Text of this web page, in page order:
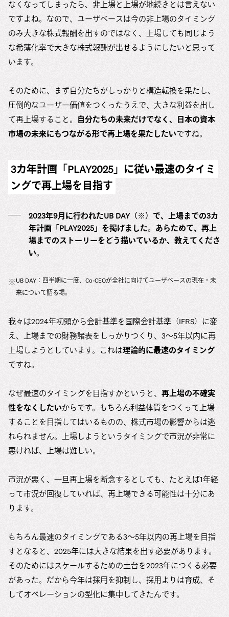
なくなってしまったら、非上場と上場が地続きとは言えない
ですよね。なので、ユーザベースは今の非上場のタイミング
のみ大きな株式報酬を出すのではなく、上場しても同じよう
な希薄化率で大きな株式報酬が出せるようにしたいと思って
います。
そのために、まず自分たちがしっかりと構造転換を果たし、
圧倒的なユーザー価値をつくったうえで、大きな利益を出し
て再上場すること。
自分たちの未来だけでなく、日本の資本
市場の未来にもつながる形で再上場を果たしたいですね。
3カ年計画「PLAY2025」に従い最速のタイミ
ングで再上場を目指す
2023年9月に行われたUB DAY（※）で、上場までの3カ
年計画「PLAY2025」を掲げました。あらためて、再上
場までのストーリーをどう描いているか、教えてくださ
い。
※ UB DAY：四半期に一度、Co-CEOが全社に向けてユーザベースの現在・未
来について語る場。
我々は2024年初頭から会計基準を国際会計基準（IFRS）に変
え、上場までの財務諸表をしっかりつくり、3〜5年以内に再
上場しようとしています。これは理論的に最速のタイミング
ですね。
なぜ最速のタイミングを目指すかというと、 再上場の不確実
性をなくしたいからです。もちろん利益体質をつくって上場
することを目指してはいるものの、株式市場の影響からは逃
れられません。上場しようというタイミングで市況が非常に
悪ければ、上場は難しい。
市況が悪く、一旦再上場を断念するとしても、たとえば1年経
って市況が回復していれば、再上場できる可能性は十分にあ
ります。
もちろん最速のタイミングである3〜5年以内の再上場を目指
すとなると、2025年には大きな結果を出す必要があります。
そのためにはスケールするための土台を2023年につくる必要
があった。だから今年は採用を抑制し、採用よりは育成、そ
してオペレーションの型化に集中してきたんです。